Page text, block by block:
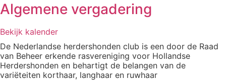
Algemene vergadering
Bekijk kalender
De Nederlandse herdershonden club is een door de Raad
van Beheer erkende rasvereniging voor Hollandse
Herdershonden en behartigt de belangen van de
variëteiten korthaar, langhaar en ruwhaar